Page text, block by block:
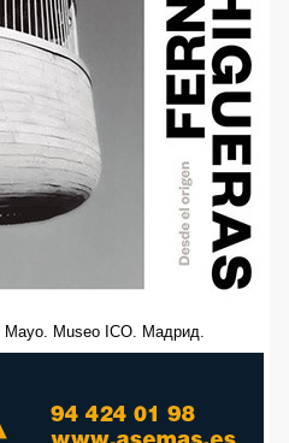
Mayo. Museo ICO. Мадрид.